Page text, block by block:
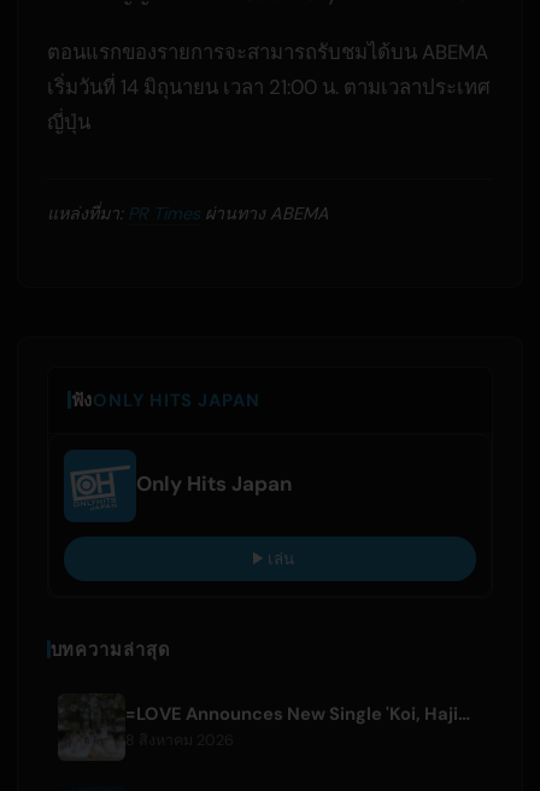
ตอนแรกของรายการจะสามารถรับชมได้บน ABEMA
เริ่มวันที่ 14 มิถุนายน เวลา 21:00 น. ตามเวลาประเทศ
ญี่ปุ่น
แหล่งที่มา: PR Timesผ่านทาง ABEMA
ฟังONLY HITS JAPAN
Only Hits Japan
เล่น
บทความล่าสุด
=LOVE Announces New Single 'Koi, Hajimemashita.' and Tokyo Dome Concerts